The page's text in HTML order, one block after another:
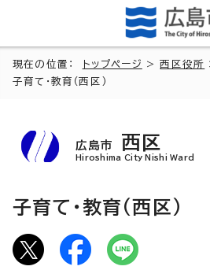
現在の位置： トップページ >西区役所
子育て・教育（西区）
広島市 西区
Hiroshima City Nishi Ward
子育て・教育（西区）